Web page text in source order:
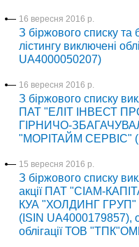
16 вересня 2016 р.
З біржового списку та
лістингу виключені
UA4000050207)
16 вересня 2016 р.
З біржового списку
ПАТ "ЕЛІТ ІНВЕСТ
ГІРНИЧО-
"МОРІТАЙМ СЕРВІС"
15 вересня 2016 р.
З біржового списку
акції ПАТ "СІАМ-
КУА "ХОЛДИНГ ГРУП"
(ISIN
облігації ТОВ